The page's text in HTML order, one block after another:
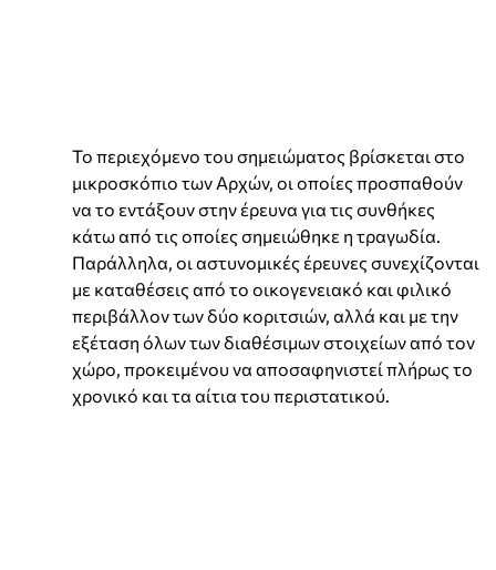
Το περιεχόμενο του σημειώματος βρίσκεται στο
μικροσκόπιο των Αρχών, οι οποίες προσπαθούν
να το εντάξουν στην έρευνα για τις συνθήκες
κάτω από τις οποίες σημειώθηκε η τραγωδία.
Παράλληλα, οι αστυνομικές έρευνες συνεχίζονται
με καταθέσεις από το οικογενειακό και φιλικό
περιβάλλον των δύο κοριτσιών, αλλά και με την
εξέταση όλων των διαθέσιμων στοιχείων από τον
χώρο, προκειμένου να αποσαφηνιστεί πλήρως το
χρονικό και τα αίτια του περιστατικού.